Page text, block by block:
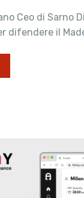
Ceo di Sarno
difendere il